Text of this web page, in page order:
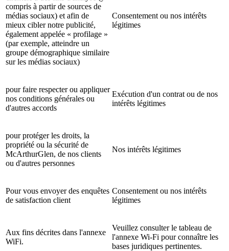
compris à partir de sources de
médias sociaux) et afin de
mieux cibler notre publicité,
également appelée « profilage »
(par exemple, atteindre un
groupe démographique similaire
sur les médias sociaux)
Consentement ou nos intérêts
légitimes
pour faire respecter ou appliquer
nos conditions générales ou
d'autres accords
Exécution d'un contrat ou de nos
intérêts légitimes
pour protéger les droits, la
propriété ou la sécurité de
McArthurGlen, de nos clients
ou d'autres personnes
Nos intérêts légitimes
Pour vous envoyer des enquêtes
de satisfaction client
Consentement ou nos intérêts
légitimes
Aux fins décrites dans l'annexe
WiFi.
Veuillez consulter le tableau de
l'annexe Wi-Fi pour connaître les
bases juridiques pertinentes.